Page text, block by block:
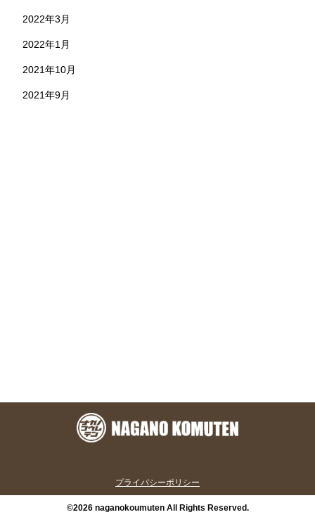
2022年3月
2022年1月
2021年10月
2021年9月
プライバシーポリシー
©2026 naganokoumuten All Rights Reserved.